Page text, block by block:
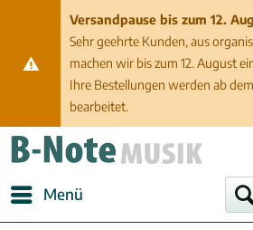
Versandpause bis zum 12.
Sehr geehrte Kunden, aus
machen wir bis zum 12. August
Ihre Bestellungen werden ab
bearbeitet.
Menü